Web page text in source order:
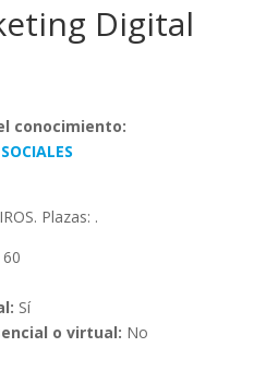
Digital
conocimiento:
Plazas: .
60
Sí
o virtual: No